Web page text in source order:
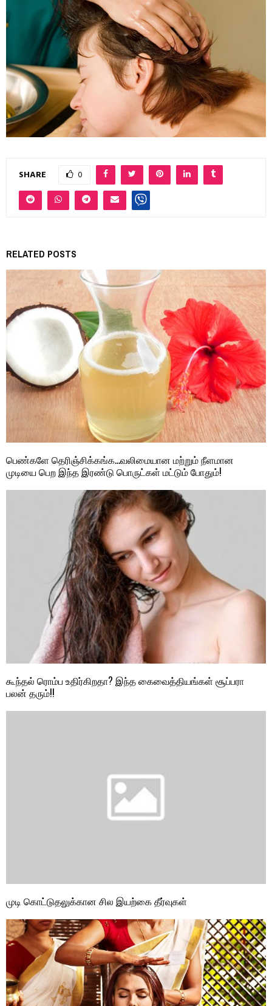
SHARE 0
RELATED POSTS
பெண்களே தெரிஞ்சிக்கங்க…வலிமையான மற்றும் நீளமான
முடியை பெற இந்த இரண்டு பொருட்கள் மட்டும் போதும்!
கூந்தல் ரொம்ப உதிர்கிறதா? இந்த கைவைத்தியங்கள் சூப்பரா
பலன் தரும்!!
முடி கொட்டுதலுக்கான சில இயற்கை தீர்வுகள்